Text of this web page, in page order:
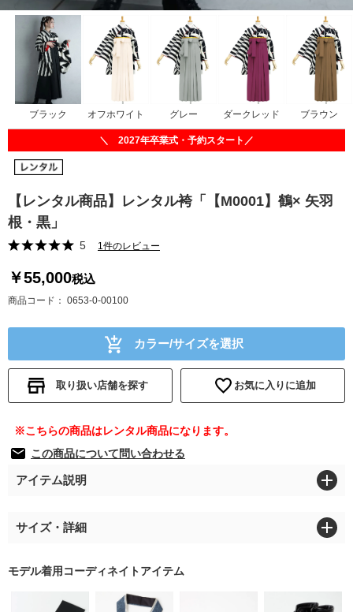
ブラック オフホワイト グレー ダークレッド ブラウン
【レンタル商品】レンタル袴「【M0001】鶴× 矢羽
根・黒」
5 1件のレビュー
＼ 2027年卒業式・予約スタート／
￥55,000税込
商品コード 0653-0-00100
カラー/サイズを選択
取り扱い店舗を探す お気に入りに追加
この商品について問い合わせる
アイテム説明
サイズ・詳細
モデル着用コーディネイトアイテム
※こちらの商品はレンタル商品になります。